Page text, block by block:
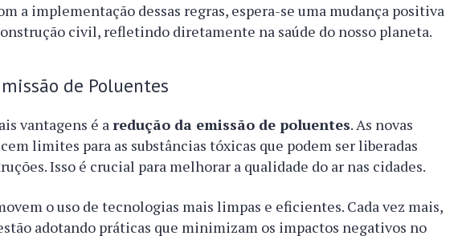
a implementação dessas regras, espera-se uma mudança positiva
civil, refletindo diretamente na saúde do nosso planeta.
de Poluentes
vantagens é aredução da emissão de poluentes. As novas
limites para as substâncias tóxicas que podem ser liberadas
Isso é crucial para melhorar a qualidade do ar nas cidades.
o uso de tecnologias mais limpas e eficientes. Cada vez mais,
adotando práticas que minimizam os impactos negativos no